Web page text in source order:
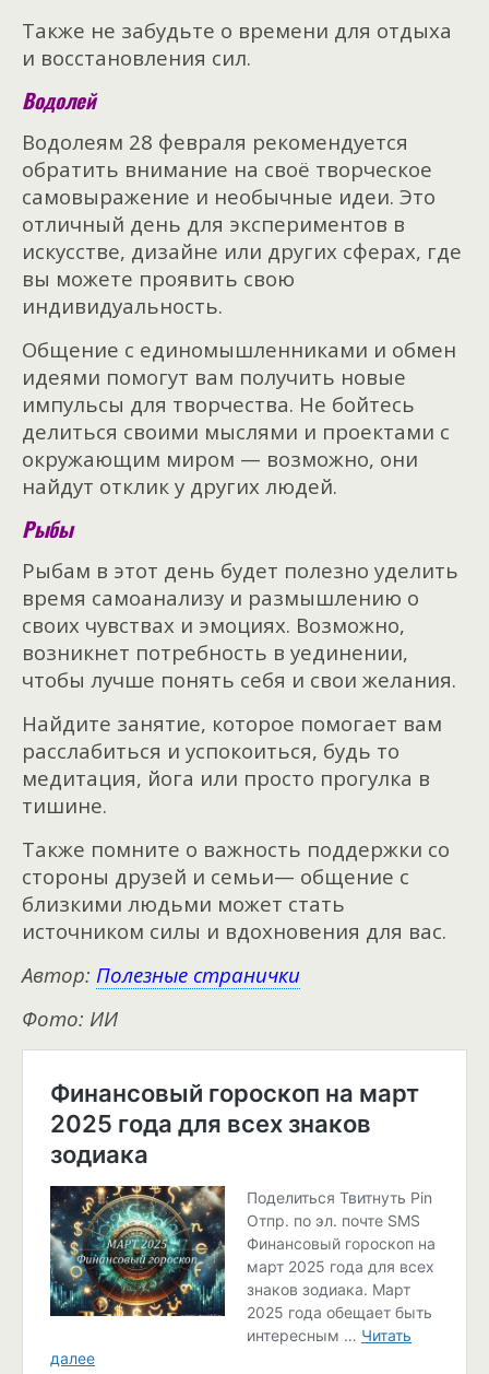
Также не забудьте о времени для отдыха
и восстановления сил.
Водолей
Водолеям 28 февраля рекомендуется
обратить внимание на своё творческое
самовыражение и необычные идеи. Это
отличный день для экспериментов в
искусстве, дизайне или других сферах, где
вы можете проявить свою
индивидуальность.
Общение с единомышленниками и обмен
идеями помогут вам получить новые
импульсы для творчества. Не бойтесь
делиться своими мыслями и проектами с
окружающим миром — возможно, они
найдут отклик у других людей.
Рыбы
Рыбам в этот день будет полезно уделить
время самоанализу и размышлению о
своих чувствах и эмоциях. Возможно,
возникнет потребность в уединении,
чтобы лучше понять себя и свои желания.
Найдите занятие, которое помогает вам
расслабиться и успокоиться, будь то
медитация, йога или просто прогулка в
тишине.
Также помните о важность поддержки со
стороны друзей и семьи— общение с
близкими людьми может стать
источником силы и вдохновения для вас.
Автор: Полезные странички
Фото: ИИ